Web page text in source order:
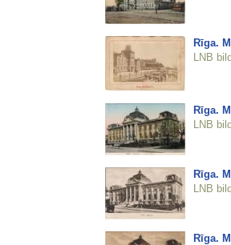
Rīga.
LNB
Rīga.
LNB
Rīga.
LNB
Rīga.